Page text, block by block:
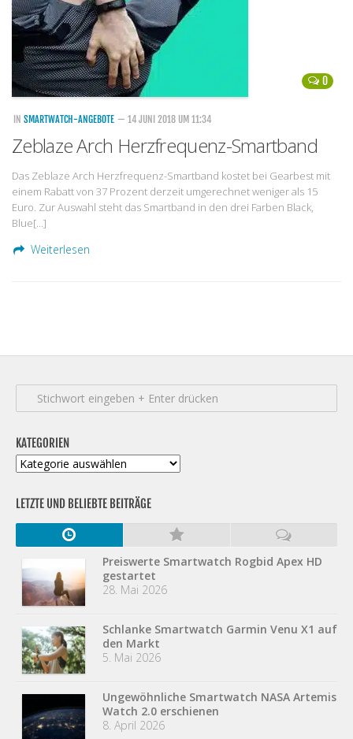
0
IN SMARTWATCH-ANGEBOTE — 14 JUNI 2018 UM 11:34
Zeblaze Arch Herzfrequenz-Smartband
Das Zeblaze Arch Herzfrequenz-Smartband kostet bei Gearbest mit
einem Rabatt von 37 Prozent derzeit umgerechnet weniger als 15
Euro. Zur Auswahl steht das Smartband in den drei Farben Black,
Blue[…]
Weiterlesen
KATEGORIEN
Kategorien
LETZTE UND BELIEBTE BEITRÄGE
Preiswerte Smartwatch Rogbid Apex HD
gestartet
28. Mai 2026
Schlanke Smartwatch Garmin Venu X1 auf
den Markt
5. Mai 2026
Ungewöhnliche Smartwatch NASA Artemis
Watch 2.0 erschienen
8. April 2026